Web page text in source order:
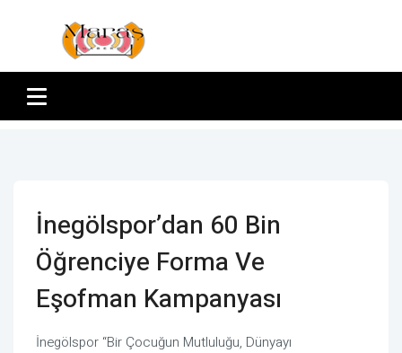
İnegölspor’dan 60 Bin
Öğrenciye Forma Ve
Eşofman Kampanyası
İnegölspor “Bir Çocuğun Mutluluğu, Dünyayı